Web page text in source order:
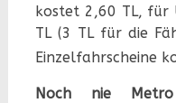
kostet 2,60 TL, für
TL (3 TL für die
Einzelfahrscheine
Noch nie Metro